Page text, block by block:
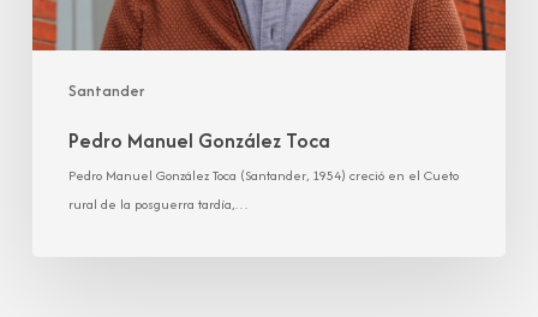
Santander
Pedro Manuel González Toca
Pedro Manuel González Toca (Santander, 1954) creció en el Cueto
rural de la posguerra tardía,…